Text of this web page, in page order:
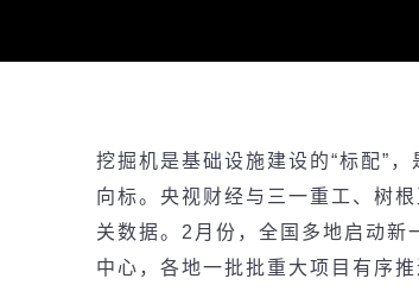
挖掘机是基础设施建设的“标配” ，
向标。央视财经与三一重工、 树根
关数据。 2 月份，全国多地启动新
中心，各地一批批重大项 目有序推